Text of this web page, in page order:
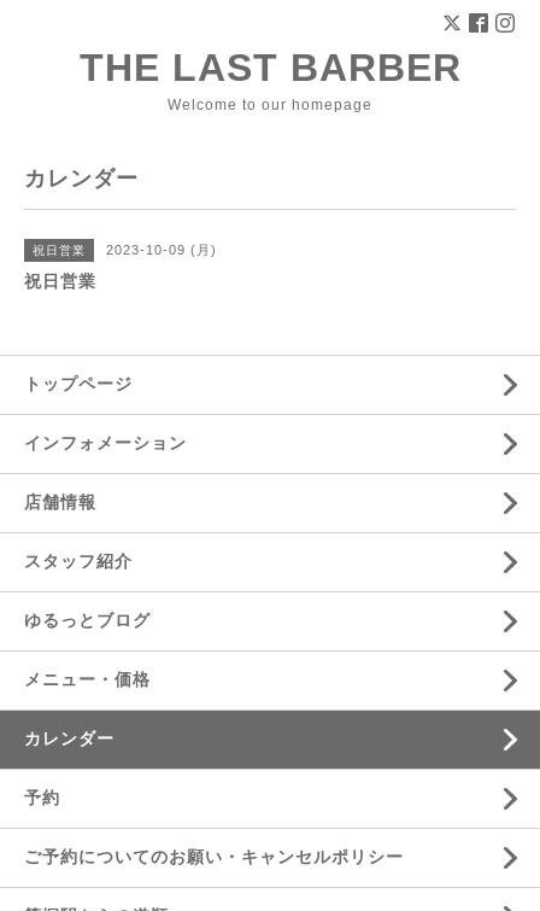
THE LAST BARBER
Welcome to our homepage
カレンダー
祝日営業 2023-10-09 (月)
祝日営業
トップページ
インフォメーション
店舗情報
スタッフ紹介
ゆるっとブログ
メニュー・価格
カレンダー
予約
ご予約についてのお願い・キャンセルポリシー